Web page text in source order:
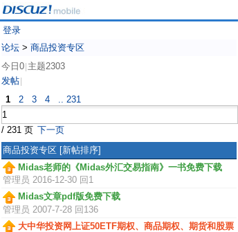
登录
论坛 > 商品投资专区
今日0 主题2303
发帖
1 2 3 4 .. 231
/ 231 页 下一页
商品投资专区 [新帖排序]
Midas老师的《Midas外汇交易指南》一书免费下载
管理员 2016-12-30 回1
Midas文章pdf版免费下载
管理员 2007-7-28 回136
大中华投资网上证50ETF期权、商品期权、期货和股票